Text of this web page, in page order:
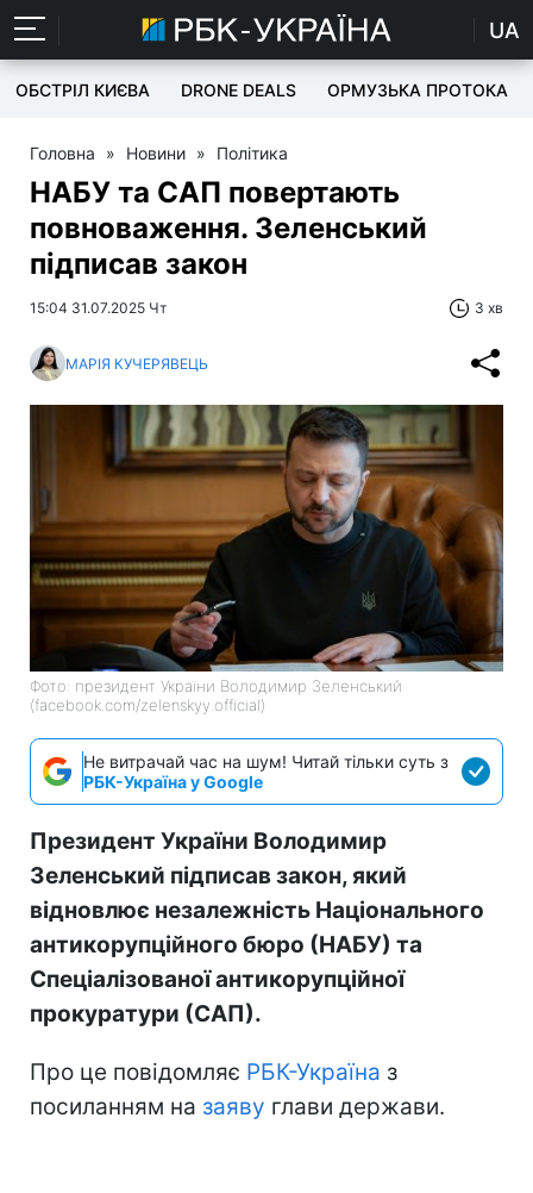
UA
ОБСТРІЛ КИЄВА DRONE DEALS ОРМУЗЬКА ПРОТОКА
Головна » Новини » Політика
НАБУ та САП повертають
повноваження. Зеленський
підписав закон
15:04 31.07.2025 Чт 3 хв
МАРІЯ КУЧЕРЯВЕЦЬ
Фото: президент України Володимир Зеленський
(facebook.com/zelenskyy.official)
Не витрачай час на шум! Читай тільки суть з
РБК-Україна у Google
Президент України Володимир
Зеленський підписав закон, який
відновлює незалежність Національного
антикорупційного бюро (НАБУ) та
Спеціалізованої антикорупційної
прокуратури (САП).
Про це повідомляє РБК-Україна з
посиланням на заяву глави держави.